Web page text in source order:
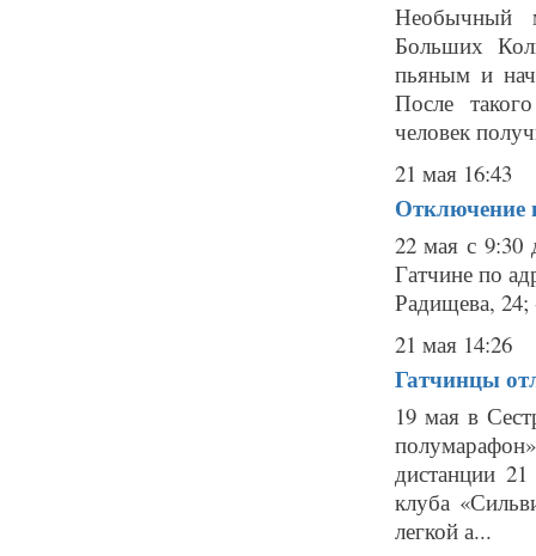
Необычный
Больших
пьяным и
После
человек
21 мая 16:43
Отключение
22 мая с 9:30
Гатчине по
Радищева,
21 мая 14:26
Гатчинцы
19 мая в
дистанции
клуба
легкой а...